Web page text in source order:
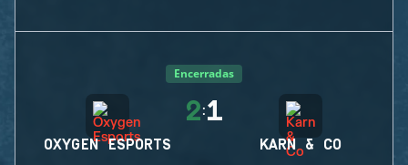
Encerradas
OXYGEN ESPORTS
2:1
KARN & CO